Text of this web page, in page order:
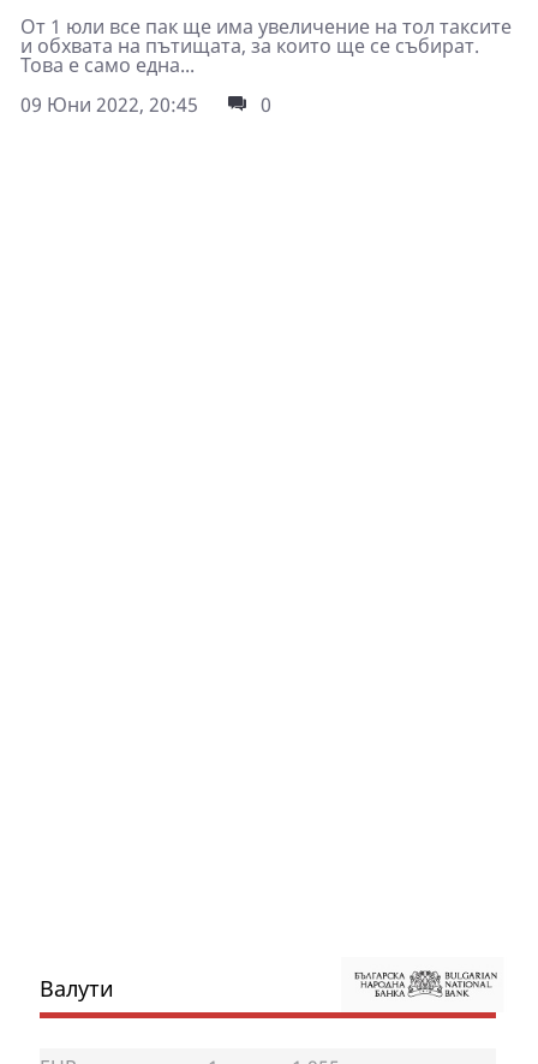
От 1 юли все пак ще има увеличение на тол таксите
и обхвата на пътищата, за които ще се събират.
Това е само една...
09 Юни 2022, 20:45
0
Валути